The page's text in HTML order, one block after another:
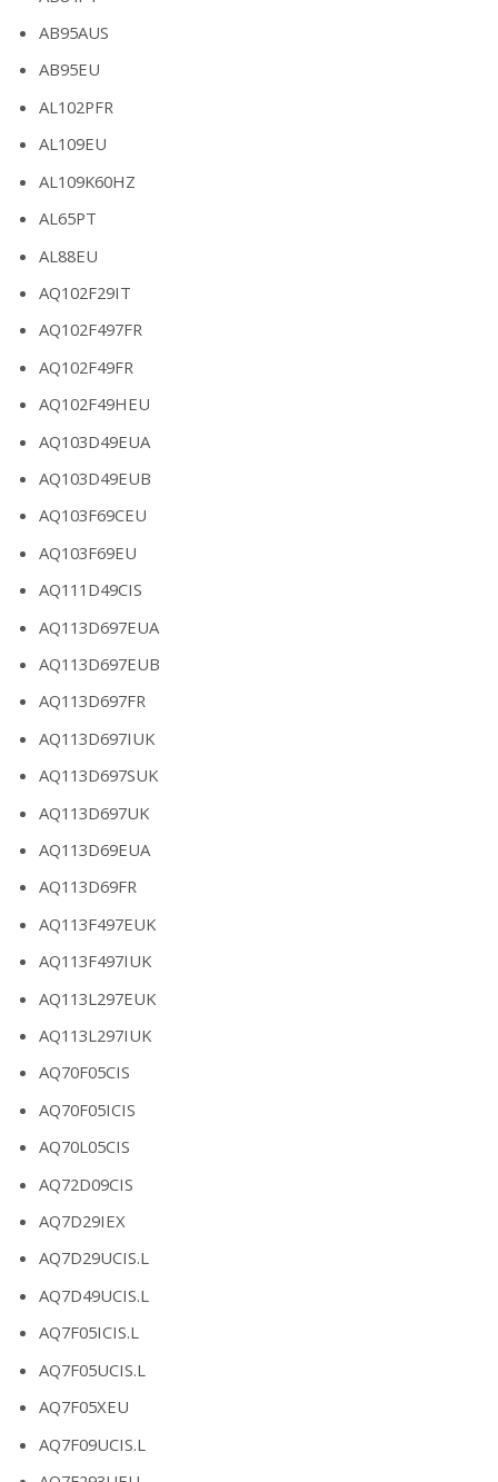
AB95AUS
AB95EU
AL102PFR
AL109EU
AL109K60HZ
AL65PT
AL88EU
AQ102F29IT
AQ102F497FR
AQ102F49FR
AQ102F49HEU
AQ103D49EUA
AQ103D49EUB
AQ103F69CEU
AQ103F69EU
AQ111D49CIS
AQ113D697EUA
AQ113D697EUB
AQ113D697FR
AQ113D697IUK
AQ113D697SUK
AQ113D697UK
AQ113D69EUA
AQ113D69FR
AQ113F497EUK
AQ113F497IUK
AQ113L297EUK
AQ113L297IUK
AQ70F05CIS
AQ70F05ICIS
AQ70L05CIS
AQ72D09CIS
AQ7D29IEX
AQ7D29UCIS.L
AQ7D49UCIS.L
AQ7F05ICIS.L
AQ7F05UCIS.L
AQ7F05XEU
AQ7F09UCIS.L